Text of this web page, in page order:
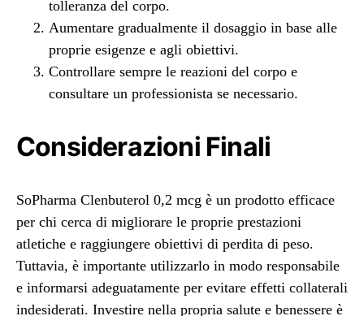
tolleranza del corpo.
Aumentare gradualmente il dosaggio in base alle
proprie esigenze e agli obiettivi.
Controllare sempre le reazioni del corpo e
consultare un professionista se necessario.
Considerazioni Finali
SoPharma Clenbuterol 0,2 mcg è un prodotto efficace
per chi cerca di migliorare le proprie prestazioni
atletiche e raggiungere obiettivi di perdita di peso.
Tuttavia, è importante utilizzarlo in modo responsabile
e informarsi adeguatamente per evitare effetti collaterali
indesiderati. Investire nella propria salute e benessere è